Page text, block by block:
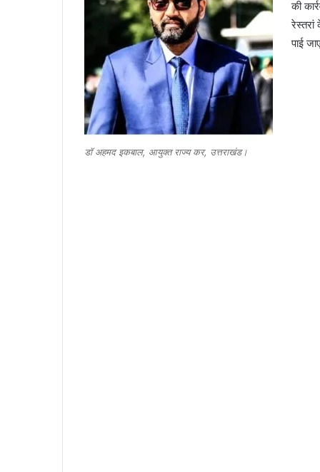
डॉ अहमद इकबाल, आयुक्त राज्य कर, उत्तराखंड।
की
पाई
तंग
झूल
गई
फंदे
से,
मुकदमा
दर्ज
March 19, 2026
आईटीबीपी जवान ने नर्स को इतना तंग किया
फंदे से, मुकदमा दर्ज